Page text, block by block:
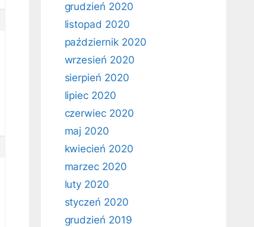
grudzień 2020
listopad 2020
październik 2020
wrzesień 2020
sierpień 2020
lipiec 2020
czerwiec 2020
maj 2020
kwiecień 2020
marzec 2020
luty 2020
styczeń 2020
grudzień 2019